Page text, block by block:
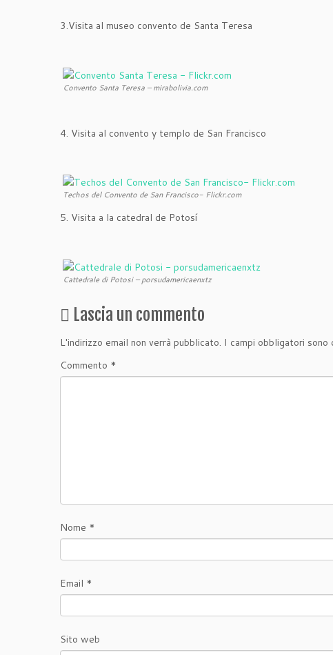
3.Visita al museo convento de Santa Teresa
Convento Santa Teresa – mirabolivia.com
4. Visita al convento y templo de San Francisco
Techos del Convento de San Francisco- Flickr.com
5. Visita a la catedral de Potosí
Cattedrale di Potosi – porsudamericaenxtz
Lascia un commento
L'indirizzo email non verrà pubblicato. I campi obbligatori sono
Commento *
Nome *
Email *
Sito web